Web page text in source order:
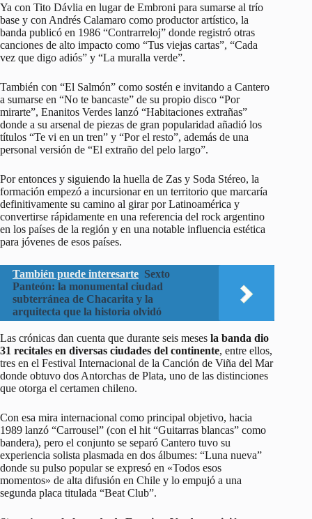
Ya con Tito Dávlia en lugar de Embroni para sumarse al trío
base y con Andrés Calamaro como productor artístico, la
banda publicó en 1986 “Contrarreloj” donde registró otras
canciones de alto impacto como “Tus viejas cartas”, “Cada
vez que digo adiós” y “La muralla verde”.
También con “El Salmón” como sostén e invitando a Cantero
a sumarse en “No te bancaste” de su propio disco “Por
mirarte”, Enanitos Verdes lanzó “Habitaciones extrañas”
donde a su arsenal de piezas de gran popularidad añadió los
títulos “Te vi en un tren” y “Por el resto”, además de una
personal versión de “El extraño del pelo largo”.
Por entonces y siguiendo la huella de Zas y Soda Stéreo, la
formación empezó a incursionar en un territorio que marcaría
definitivamente su camino al girar por Latinoamérica y
convertirse rápidamente en una referencia del rock argentino
en los países de la región y en una notable influencia estética
para jóvenes de esos países.
También puede interesarte Sexto
Panteón: la monumental ciudad
subterránea de Chacarita y la
arquitecta que la historia olvidó
Las crónicas dan cuenta que durante seis meses la banda dio
31 recitales en diversas ciudades del continente, entre ellos,
tres en el Festival Internacional de la Canción de Viña del Mar
donde obtuvo dos Antorchas de Plata, uno de las distinciones
que otorga el certamen chileno.
Con esa mira internacional como principal objetivo, hacia
1989 lanzó “Carrousel” (con el hit “Guitarras blancas” como
bandera), pero el conjunto se separó Cantero tuvo su
experiencia solista plasmada en dos álbumes: “Luna nueva”
donde su pulso popular se expresó en «Todos esos
momentos» de alta difusión en Chile y lo empujó a una
segunda placa titulada “Beat Club”.